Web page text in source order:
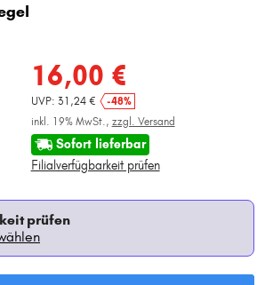
16,00 €
UVP: 31,24 €
-48%
inkl. 19% MwSt., zzgl. Versand
Sofort lieferbar
Filialverfügbarkeit prüfen
prüfen